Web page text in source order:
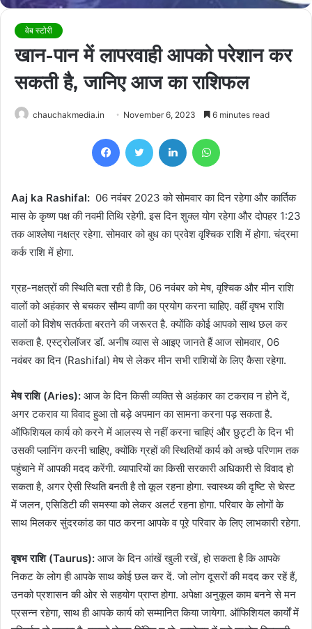
वेब स्टोरी
खान-पान में लापरवाही आपको परेशान कर
सकती है, जानिए आज का राशिफल
chauchakmedia.in November 6, 2023 6 minutes read
FacebookTwitter LinkedIn
Aaj ka Rashifal: 06 नवंबर 2023 को सोमवार का दिन रहेगा और कार्तिक
मास के कृष्ण पक्ष की नवमी तिथि रहेगी. इस दिन शुक्ल योग रहेगा और दोपहर 1:23
तक आश्लेषा नक्षत्र रहेगा. सोमवार को बुध का प्रवेश वृश्चिक राशि में होगा. चंद्रमा
कर्क राशि में होगा.
ग्रह-नक्षत्रों की स्थिति बता रही है कि, 06 नवंबर को मेष, वृश्चिक और मीन राशि
वालों को अहंकार से बचकर सौम्य वाणी का प्रयोग करना चाहिए. वहीं वृषभ राशि
वालों को विशेष सतर्कता बरतने की जरूरत है. क्योंकि कोई आपको साथ छल कर
सकता है. एस्ट्रोलॉजर डॉ. अनीष व्यास से आइए जानते हैं आज सोमवार, 06
नवंबर का दिन (Rashifal) मेष से लेकर मीन सभी राशियों के लिए कैसा रहेगा.
मेष राशि (Aries): आज के दिन किसी व्यक्ति से अहंकार का टकराव न होने दें,
अगर टकराव या विवाद हुआ तो बड़े अपमान का सामना करना पड़ सकता है.
ऑफिशियल कार्य को करने में आलस्य से नहीं करना चाहिएं और छुट्टी के दिन भी
उसकी प्लानिंग करनी चाहिए, क्योंकि ग्रहों की स्थितियों कार्य को अच्छे परिणाम तक
पहुंचाने में आपकी मदद करेंगी. व्यापारियों का किसी सरकारी अधिकारी से विवाद हो
सकता है, अगर ऐसी स्थिति बनती है तो कूल रहना होगा. स्वास्थ्य की दृष्टि से चेस्ट
में जलन, एसिडिटी की समस्या को लेकर अलर्ट रहना होगा. परिवार के लोगों के
साथ मिलकर सुंदरकांड का पाठ करना आपके व पूरे परिवार के लिए लाभकारी रहेगा.
वृषभ राशि (Taurus): आज के दिन आंखें खुली रखें, हो सकता है कि आपके
निकट के लोग ही आपके साथ कोई छल कर दें. जो लोग दूसरों की मदद कर रहें हैं,
उनको प्रशासन की ओर से सहयोग प्राप्त होगा. अपेक्षा अनुकूल काम बनने से मन
प्रसन्न रहेगा, साथ ही आपके कार्य को सम्मानित किया जायेगा. ऑफिशियल कार्यों में